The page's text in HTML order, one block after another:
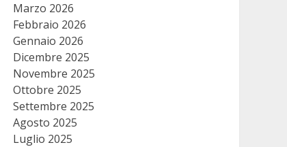
Marzo 2026
Febbraio 2026
Gennaio 2026
Dicembre 2025
Novembre 2025
Ottobre 2025
Settembre 2025
Agosto 2025
Luglio 2025